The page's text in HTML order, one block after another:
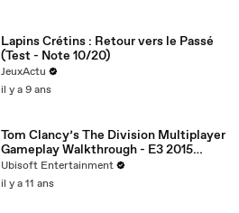
Lapins Crétins : Retour vers le Passé
(Test - Note 10/20)
JeuxActu
il y a 9 ans
Tom Clancy’s The Division Multiplayer
Gameplay Walkthrough - E3 2015
[Europe]
Ubisoft Entertainment
il y a 11 ans